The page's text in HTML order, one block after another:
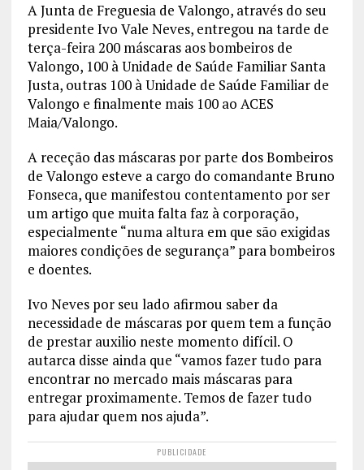
A Junta de Freguesia de Valongo, através do seu
presidente Ivo Vale Neves, entregou na tarde de
terça-feira 200 máscaras aos bombeiros de
Valongo, 100 à Unidade de Saúde Familiar Santa
Justa, outras 100 à Unidade de Saúde Familiar de
Valongo e finalmente mais 100 ao ACES
Maia/Valongo.
A receção das máscaras por parte dos Bombeiros
de Valongo esteve a cargo do comandante Bruno
Fonseca, que manifestou contentamento por ser
um artigo que muita falta faz à corporação,
especialmente “numa altura em que são exigidas
maiores condições de segurança” para bombeiros
e doentes.
Ivo Neves por seu lado afirmou saber da
necessidade de máscaras por quem tem a função
de prestar auxilio neste momento difícil. O
autarca disse ainda que “vamos fazer tudo para
encontrar no mercado mais máscaras para
entregar proximamente. Temos de fazer tudo
para ajudar quem nos ajuda”.
PUBLICIDADE